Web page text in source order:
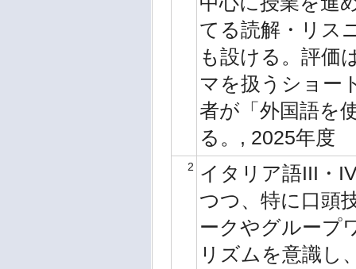
てる読解・リス
も設ける。評価
マを扱うショー
者が「外国語を
る。, 2025年度
2
イタリア語III・
つつ、特に口頭
ークやグループ
リズムを意識し